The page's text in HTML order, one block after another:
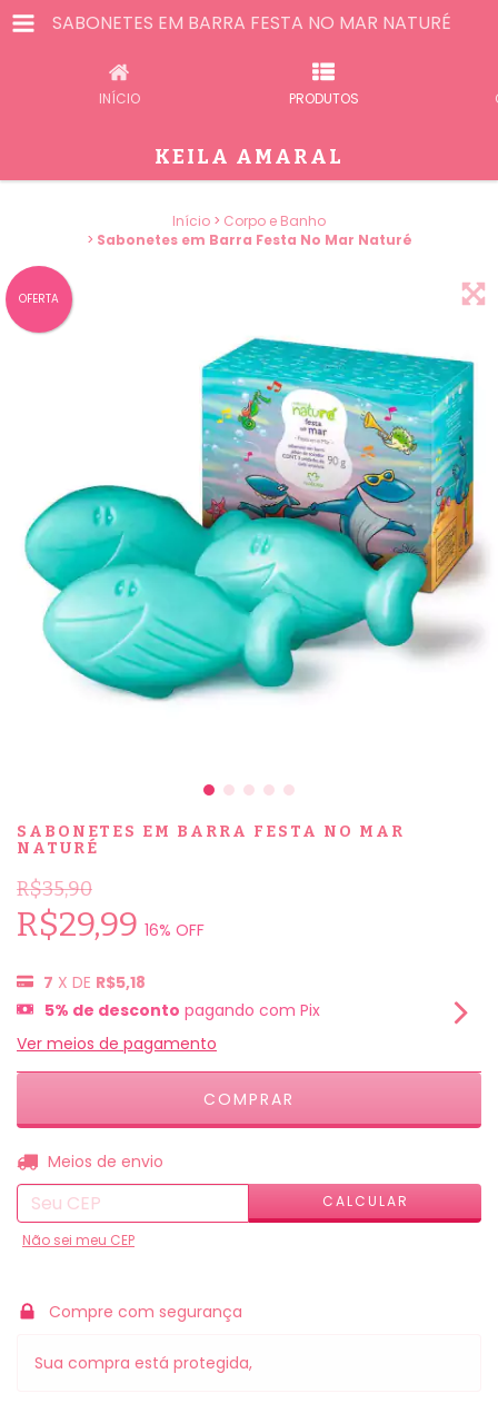
SABONETES EM BARRA FESTA NO MAR NATURÉ
INÍCIO PRODUTOS
KEILA AMARAL
Início > Corpo e Banho
> Sabonetes em Barra Festa No Mar Naturé
OFERTA
SABONETES EM BARRA FESTA NO MAR
NATURÉ
R$35,90
R$29,99 16% OFF
7 X DE R$5,18
5% de desconto pagando com Pix
Ver meios de pagamento
Entregas para o CEP:
Meios de envio
CALCULAR
Não sei meu CEP
Compre com segurança
Sua compra está protegida,